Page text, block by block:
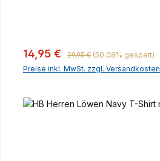
Verkaufspreis:
14,95 € Regulärer Preis:
29,95 € (50.08% gespart)
Preise inkl. MwSt. zzgl. Versandkosten